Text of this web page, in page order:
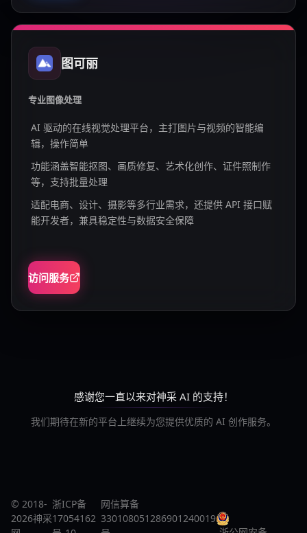
图可丽
专业图像处理
AI 驱动的在线视觉处理平台，主打图片与视频的智能编
辑，操作简单
功能涵盖智能抠图、画质修复、艺术化创作、证件照制作
等，支持批量处理
适配电商、设计、摄影等多行业需求，还提供 API 接口赋
能开发者，兼具稳定性与数据安全保障
访问服务
感谢您一直以来对神采 AI 的支持！
我们期待在新的平台上继续为您提供优质的 AI 创作服务。
© 2018-
2026神采
浙ICP备
17054162
网信算备
330108051286901240019